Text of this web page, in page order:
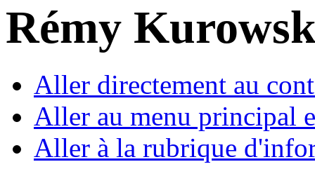
Rémy
Aller directement au
Aller au menu principal
Aller à la rubrique